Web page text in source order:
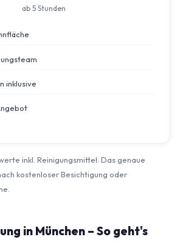
ab 5 Stunden
inklusive
inkl. Reinigungsmittel. Das genaue
kostenloser Besichtigung oder
in München – So geht's